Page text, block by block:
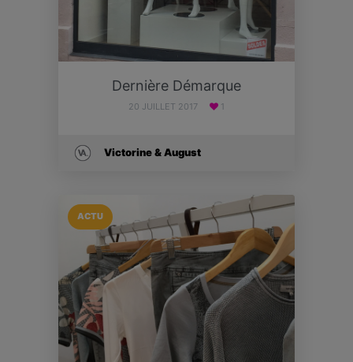
Dernière Démarque
20 JUILLET 2017 1
Victorine & August
ACTU